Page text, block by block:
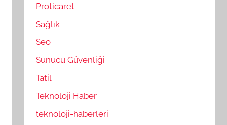
Proticaret
Sağlık
Seo
Sunucu Güvenliği
Tatil
Teknoloji Haber
teknoloji-haberleri